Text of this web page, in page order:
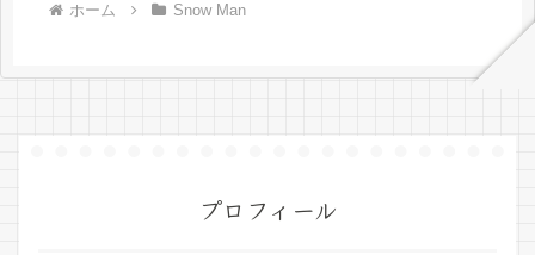
ホーム Snow Man
プロフィール